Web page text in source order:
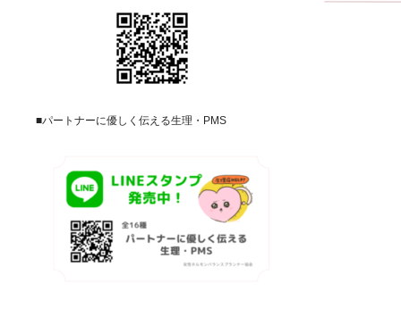
■パートナーに優しく伝える生理・PMS